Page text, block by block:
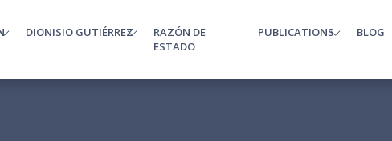
DIONISIO GUTIÉRREZ
RAZÓN DE
ESTADO
PUBLICATIONS BLOG